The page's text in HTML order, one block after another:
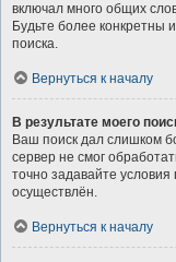
включал много общих
Будьте более конкретны
поиска.
Вернуться к началу
В результате моего
Ваш поиск дал слишком
сервер не смог
точно задавайте
осуществлён.
Вернуться к началу